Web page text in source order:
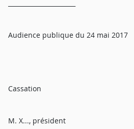
Audience publique du 24 mai 2017
Cassation
M. X..., président